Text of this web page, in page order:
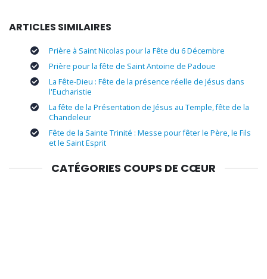
ARTICLES SIMILAIRES
Prière à Saint Nicolas pour la Fête du 6 Décembre
Prière pour la fête de Saint Antoine de Padoue
La Fête-Dieu : Fête de la présence réelle de Jésus dans
l'Eucharistie
La fête de la Présentation de Jésus au Temple, fête de la
Chandeleur
Fête de la Sainte Trinité : Messe pour fêter le Père, le Fils
et le Saint Esprit
CATÉGORIES COUPS DE CŒUR